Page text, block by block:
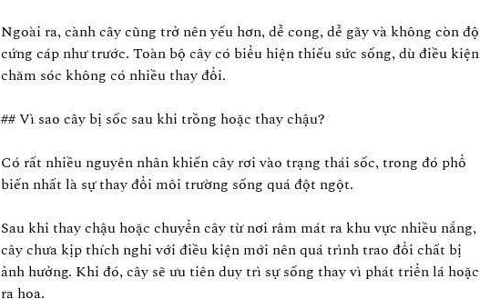
Ngoài ra, cành cây cũng trở nên yếu hơn, dễ cong, dễ gãy và không còn độ
cứng cáp như trước. Toàn bộ cây có biểu hiện thiếu sức sống, dù điều kiện
chăm sóc không có nhiều thay đổi.
## Vì sao cây bị sốc sau khi trồng hoặc thay chậu?
Có rất nhiều nguyên nhân khiến cây rơi vào trạng thái sốc, trong đó phổ
biến nhất là sự thay đổi môi trường sống quá đột ngột.
Sau khi thay chậu hoặc chuyển cây từ nơi râm mát ra khu vực nhiều nắng,
cây chưa kịp thích nghi với điều kiện mới nên quá trình trao đổi chất bị
ảnh hưởng. Khi đó, cây sẽ ưu tiên duy trì sự sống thay vì phát triển lá hoặc
ra hoa.